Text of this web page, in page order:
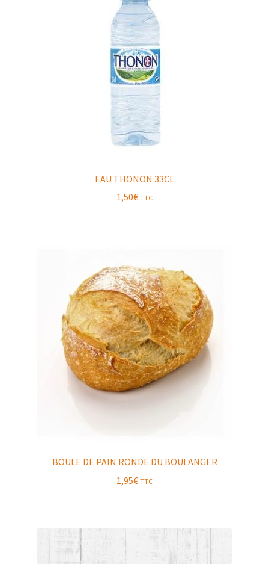
EAU THONON 33CL
1,50€ TTC
BOULE DE PAIN RONDE DU BOULANGER
1,95€ TTC